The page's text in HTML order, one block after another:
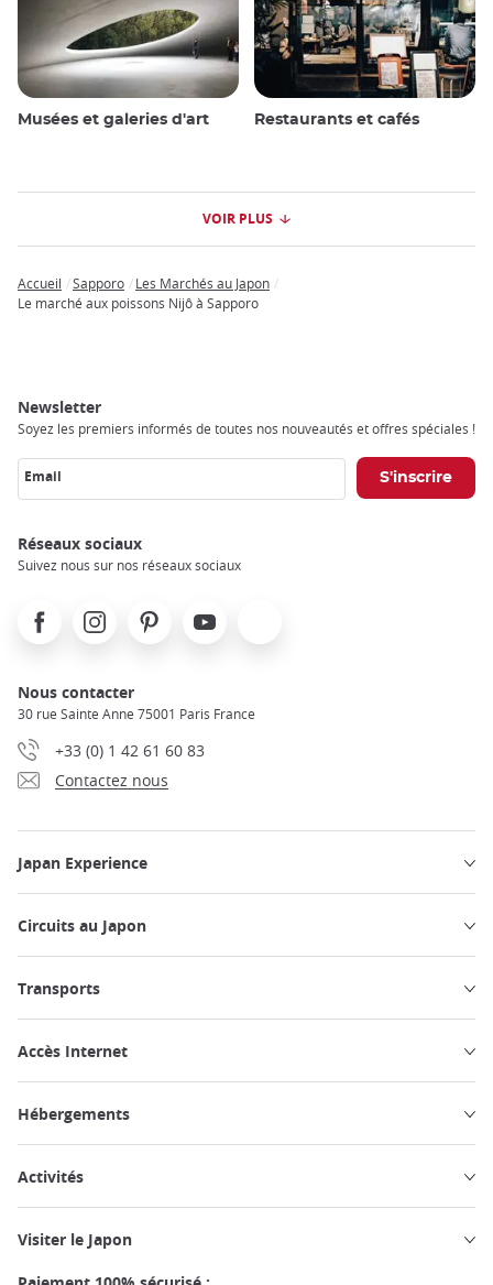
Musées et galeries d'art Restaurants et cafés
VOIR PLUS
Breadcrumb
Accueil Sapporo
Les Marchés au Japon
Le marché aux poissons Nijô à Sapporo
Newsletter
Soyez les premiers informés de toutes nos nouveautés et offres spéciales !
Email
Réseaux sociaux
Suivez nous sur nos réseaux sociaux
FacebookInstagramPinterest Youtube
Nous contacter
30 rue Sainte Anne 75001 Paris France
+33 (0) 1 42 61 60 83
Contactez nous
Japan Experience
Circuits au Japon
Transports
Accès Internet
Hébergements
Activités
Visiter le Japon